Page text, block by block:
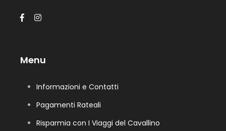
Menu
Informazioni e Contatti
Pagamenti Rateali
Risparmia con I Viaggi del Cavallino